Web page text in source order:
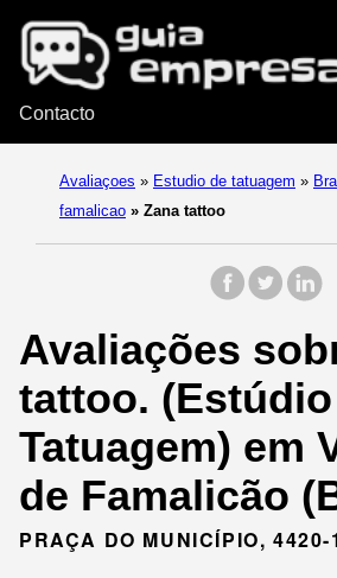
Contacto
Avaliaçoes » Estudio de tatuagem »
famalicao » Zana tattoo
Avaliações
tattoo. (Estúdio
Tatuagem) em
de Famalicão
PRAÇA DO MUNICÍPIO, 4420-